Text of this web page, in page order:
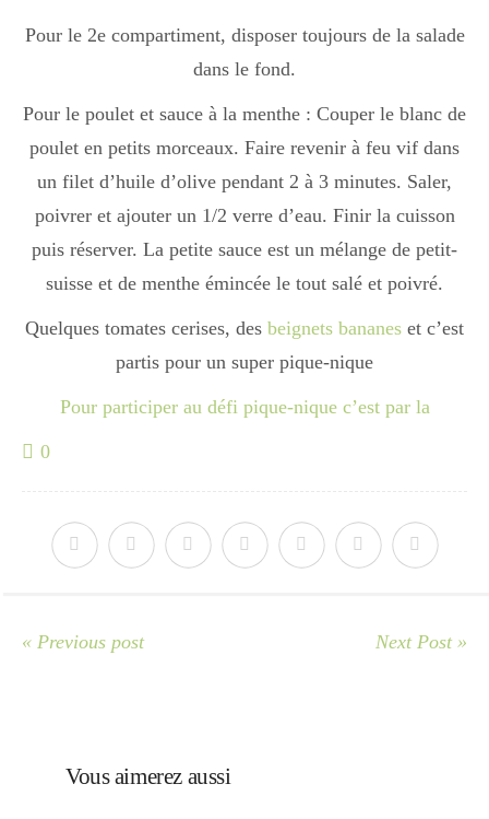
Divers
Semaines Spéciales
cupcake
apéro
Halloween
Pour le 2e compartiment, disposer toujours de la salade
dans le fond.
Pour le poulet et sauce à la menthe : Couper le blanc de
poulet en petits morceaux. Faire revenir à feu vif dans
un filet d’huile d’olive pendant 2 à 3 minutes. Saler,
poivrer et ajouter un 1/2 verre d’eau. Finir la cuisson
puis réserver. La petite sauce est un mélange de petit-
suisse et de menthe émincée le tout salé et poivré.
Quelques tomates cerises, des beignets bananes et c’est
partis pour un super pique-nique
Pour participer au défi pique-nique c’est par la
0
« Previous post Next Post »
Vous aimerez aussi